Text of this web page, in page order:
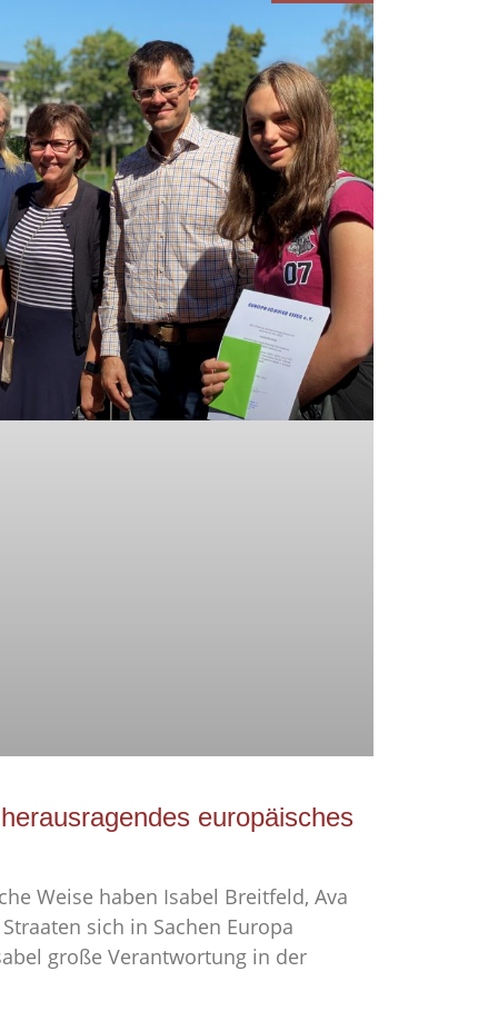
europäisches
Weise haben Isabel Breitfeld, Ava
sich in Sachen Europa
große Verantwortung in der